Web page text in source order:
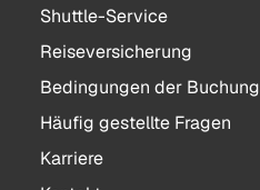
Shuttle-Service
Reiseversicherung
Bedingungen der Buchung
Häufig gestellte Fragen
Karriere